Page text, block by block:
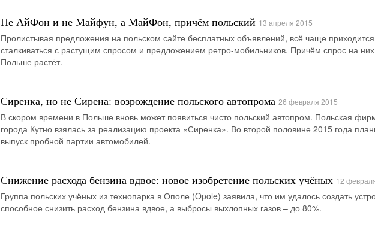
Не АйФон и не Майфун, а МайФон, причём польский 13 апреля 2015
Пролистывая предложения на польском сайте бесплатных объявлений, всё чаще приходится
сталкиваться с растущим спросом и предложением ретро-мобильников. Причём спрос на
Польше растёт.
Сиренка, но не Сирена: возрождение польского автопрома 26 февраля 2015
В скором времени в Польше вновь может появиться чисто польский автопром. Польская
города Кутно взялась за реализацию проекта «Сиренка». Во второй половине 2015 года
выпуск пробной партии автомобилей.
Снижение расхода бензина вдвое: новое изобретение польских учёных 12
Группа польских учёных из технопарка в Ополе (Opole) заявила, что им удалось создать
способное снизить расход бензина вдвое, а выбросы выхлопных газов – до 80%.